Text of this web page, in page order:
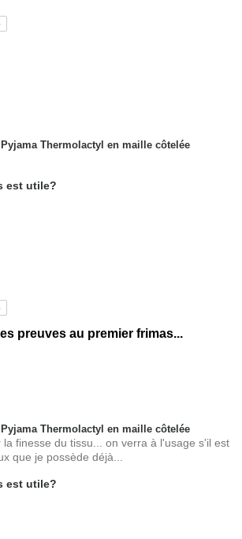
Thermolactyl en maille côtelée
est utile?
preuves au premier frimas...
Thermolactyl en maille côtelée
finesse du tissu... on verra à l'usage s'il est
que je possède déjà...
est utile?